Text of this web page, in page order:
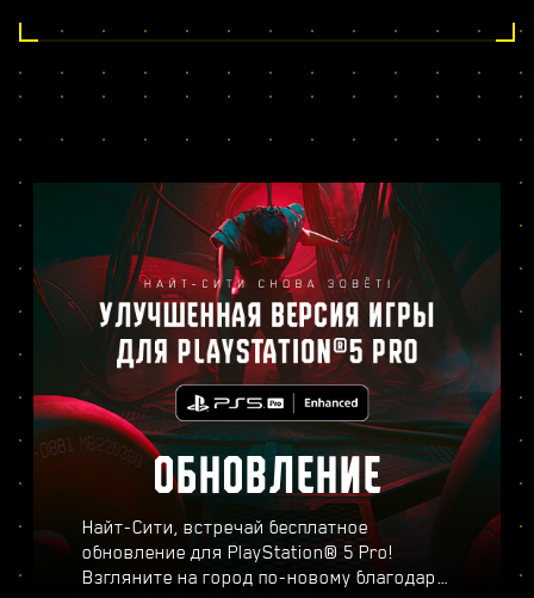
ОБНОВЛЕНИЕ
Найт-Сити, встречай бесплатное
обновление для PlayStation® 5 Pro!
Взгляните на город по-новому благодаря